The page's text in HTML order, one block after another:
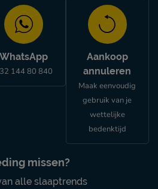
WhatsApp
144 80 840
Aankoop
annuleren
Maak eenvoudig
gebruik van je
wettelijke
bedenktijd
missen?
alle slaaptrends